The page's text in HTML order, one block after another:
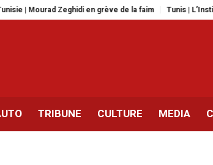
Zeghidi en grève de la faim Tunis | L’Institut
TRIBUNE CULTURE MEDIA